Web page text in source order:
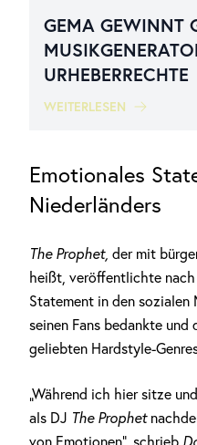
GEMA GEWINNT
URHEBERRECHTE
WEITERLESEN
Emotionales
Niederländers
The Prophet, der mit
heißt, veröffentlichte
Statement in den sozialen
seinen Fans bedankte
geliebten Hardstyle-
„Während ich hier sitze
als DJ The Prophet
von Emotionen“, schrieb